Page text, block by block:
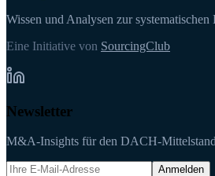
Wissen und Analysen zur
Eine Initiative von SourcingClub
Newsletter
M&A-Insights für den DACH-
Anmelden